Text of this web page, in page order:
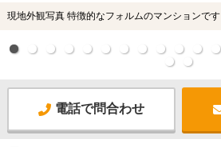
現地外観写真 特徴的なフォルムのマンションです
電話で問合わせ